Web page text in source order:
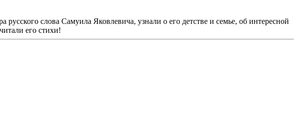
слова Самуила Яковлевича, узнали о его детстве и семье, об интересной
его стихи!